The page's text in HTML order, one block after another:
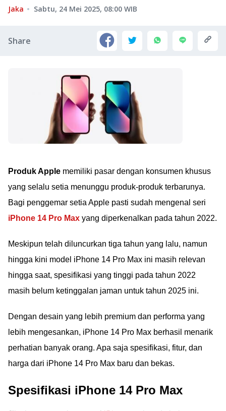
Jaka Sabtu, 24 Mei 2025, 08:00 WIB
Share
Produk Apple memiliki pasar dengan konsumen khusus
yang selalu setia menunggu produk-produk terbarunya.
Bagi penggemar setia Apple pasti sudah mengenal seri
iPhone 14 Pro Max yang diperkenalkan pada tahun 2022.
Meskipun telah diluncurkan tiga tahun yang lalu, namun
hingga kini model iPhone 14 Pro Max ini masih relevan
hingga saat, spesifikasi yang tinggi pada tahun 2022
masih belum ketinggalan jaman untuk tahun 2025 ini.
Dengan desain yang lebih premium dan performa yang
lebih mengesankan, iPhone 14 Pro Max berhasil menarik
perhatian banyak orang. Apa saja spesifikasi, fitur, dan
harga dari iPhone 14 Pro Max baru dan bekas.
Spesifikasi iPhone 14 Pro Max